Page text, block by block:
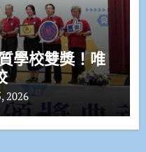
學校雙獎！唯
2026